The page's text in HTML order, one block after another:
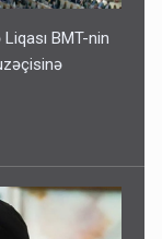
BMT-nin